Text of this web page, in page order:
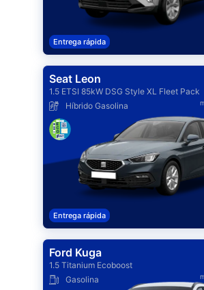
Entrega rápida
Seat Leon
1.5 ETSI 85kW DSG Style XL Fleet Pack
Híbrido Gasolina
Entrega rápida
Ford Kuga
1.5 Titanium Ecoboost
Gasolina